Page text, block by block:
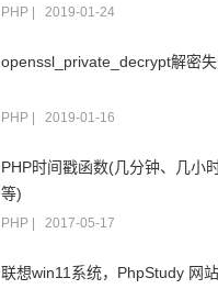
PHP 2019-01-24
openssl_private_decrypt解密
PHP 2019-01-16
PHP时间戳函数(几分钟、几小
等)
PHP 2017-05-17
联想win11系统，PhpStudy 网